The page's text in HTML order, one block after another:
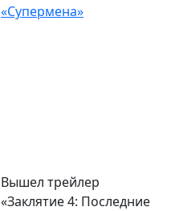
«Супермена»
Вышел трейлер
«Заклятие 4: Последние